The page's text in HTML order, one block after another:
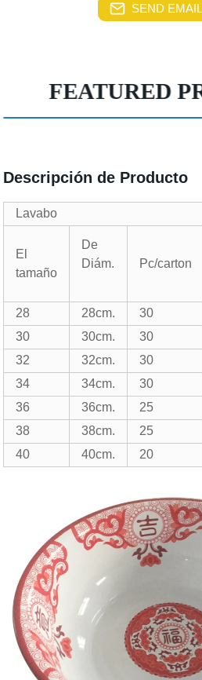
SEND
FEATURED
Descripción de Producto
Lavabo
El
tamaño
De
Diám.
Pc/carton
28 28cm. 30
30
30cm. 30
32
32cm. 30
34
34cm. 30
36
36cm. 25
38
38cm. 25
40
40cm. 20